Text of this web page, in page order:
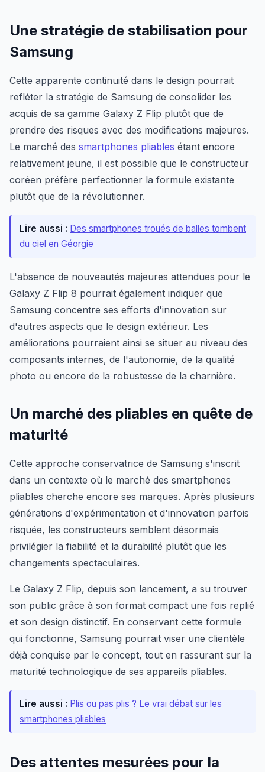
Une stratégie de stabilisation pour
Samsung
Cette apparente continuité dans le design pourrait
refléter la stratégie de Samsung de consolider les
acquis de sa gamme Galaxy Z Flip plutôt que de
prendre des risques avec des modifications majeures.
Le marché des smartphones pliables étant encore
relativement jeune, il est possible que le constructeur
coréen préfère perfectionner la formule existante
plutôt que de la révolutionner.
Lire aussi : Des smartphones troués de balles tombent
du ciel en Géorgie
L'absence de nouveautés majeures attendues pour le
Galaxy Z Flip 8 pourrait également indiquer que
Samsung concentre ses efforts d'innovation sur
d'autres aspects que le design extérieur. Les
améliorations pourraient ainsi se situer au niveau des
composants internes, de l'autonomie, de la qualité
photo ou encore de la robustesse de la charnière.
Un marché des pliables en quête de
maturité
Cette approche conservatrice de Samsung s'inscrit
dans un contexte où le marché des smartphones
pliables cherche encore ses marques. Après plusieurs
générations d'expérimentation et d'innovation parfois
risquée, les constructeurs semblent désormais
privilégier la fiabilité et la durabilité plutôt que les
changements spectaculaires.
Le Galaxy Z Flip, depuis son lancement, a su trouver
son public grâce à son format compact une fois replié
et son design distinctif. En conservant cette formule
qui fonctionne, Samsung pourrait viser une clientèle
déjà conquise par le concept, tout en rassurant sur la
maturité technologique de ses appareils pliables.
Lire aussi : Plis ou pas plis ? Le vrai débat sur les
smartphones pliables
Des attentes mesurées pour la